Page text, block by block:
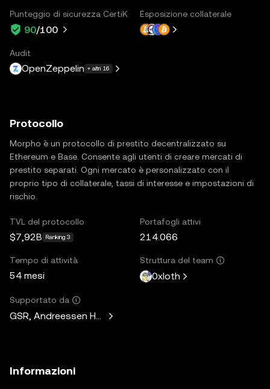
Punteggio di sicurezza CertiK
90/100
Esposizione collaterale
Audit
OpenZeppelin + altri 16
Protocollo
Morpho è un protocollo di prestito decentralizzato su
Ethereum e Base. Consente agli utenti di creare mercati di
prestito separati. Ogni mercato è personalizzato con il
proprio tipo di collaterale, tassi di interesse e impostazioni di
rischio.
TVL del protocollo
$7,92B Ranking 3
Portafogli attivi
214.066
Tempo di attività
54 mesi
Struttura del team
0xloth
Supportato da
GSR, Andreessen Horowitz, Mechanism Capital, Variant
Informazioni